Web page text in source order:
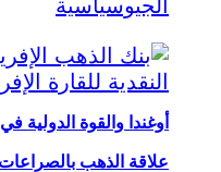
أوغندا والقوة
علاقة الذهب